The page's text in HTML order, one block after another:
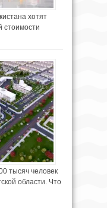
хотят
стоимости
тысяч человек
области. Что